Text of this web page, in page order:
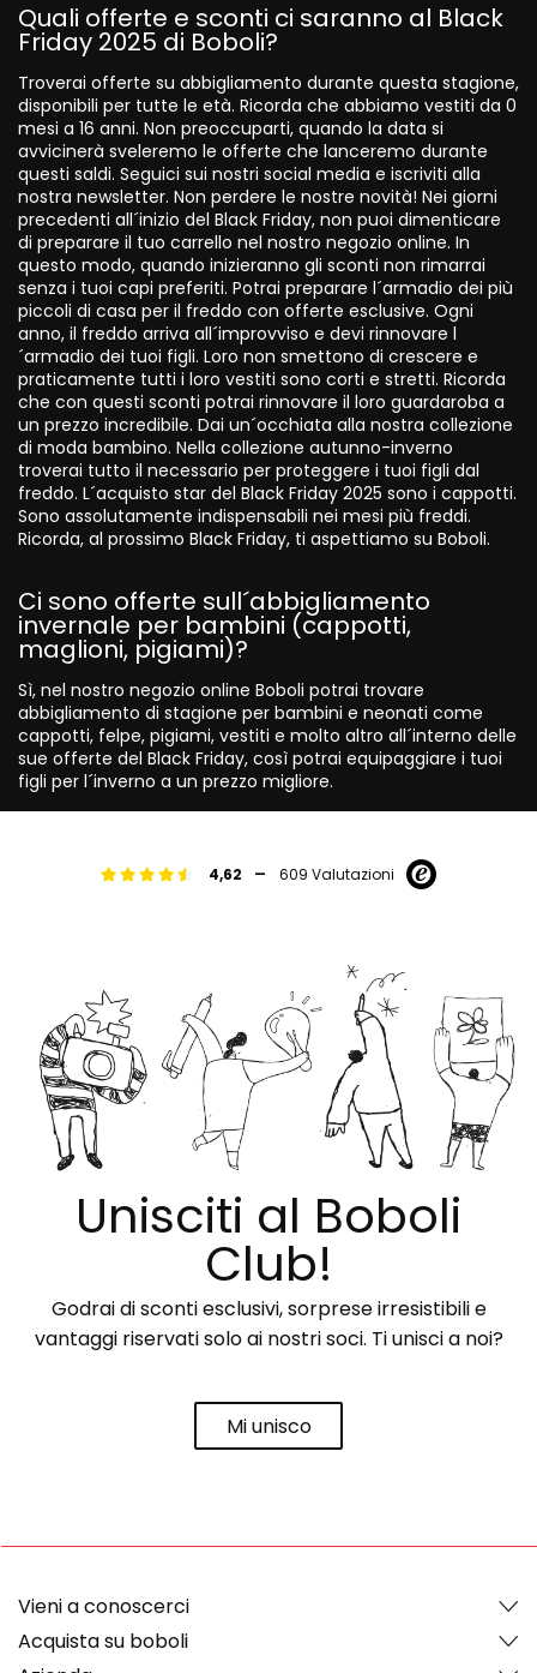
Quali offerte e sconti ci saranno al Black
Friday 2025 di Boboli?
Troverai offerte su abbigliamento durante questa stagione,
disponibili per tutte le età. Ricorda che abbiamo vestiti da 0
mesi a 16 anni. Non preoccuparti, quando la data si
avvicinerà sveleremo le offerte che lanceremo durante
questi saldi. Seguici sui nostri social media e iscriviti alla
nostra newsletter. Non perdere le nostre novità! Nei giorni
precedenti all´inizio del Black Friday, non puoi dimenticare
di preparare il tuo carrello nel nostro negozio online. In
questo modo, quando inizieranno gli sconti non rimarrai
senza i tuoi capi preferiti. Potrai preparare l´armadio dei più
piccoli di casa per il freddo con offerte esclusive. Ogni
anno, il freddo arriva all´improvviso e devi rinnovare l
´armadio dei tuoi figli. Loro non smettono di crescere e
praticamente tutti i loro vestiti sono corti e stretti. Ricorda
che con questi sconti potrai rinnovare il loro guardaroba a
un prezzo incredibile. Dai un´occhiata alla nostra collezione
di moda bambino. Nella collezione autunno-inverno
troverai tutto il necessario per proteggere i tuoi figli dal
freddo. L´acquisto star del Black Friday 2025 sono i cappotti.
Sono assolutamente indispensabili nei mesi più freddi.
Ricorda, al prossimo Black Friday, ti aspettiamo su Boboli.
Ci sono offerte sull´abbigliamento
invernale per bambini (cappotti,
maglioni, pigiami)?
Sì, nel nostro negozio online Boboli potrai trovare
abbigliamento di stagione per bambini e neonati come
cappotti, felpe, pigiami, vestiti e molto altro all´interno delle
sue offerte del Black Friday, così potrai equipaggiare i tuoi
figli per l´inverno a un prezzo migliore.
4,62 - 609 Valutazioni
Unisciti al Boboli
Club!
Godrai di sconti esclusivi, sorprese irresistibili e
vantaggi riservati solo ai nostri soci. Ti unisci a noi?
Mi unisco
Vieni a conoscerci
Acquista su boboli